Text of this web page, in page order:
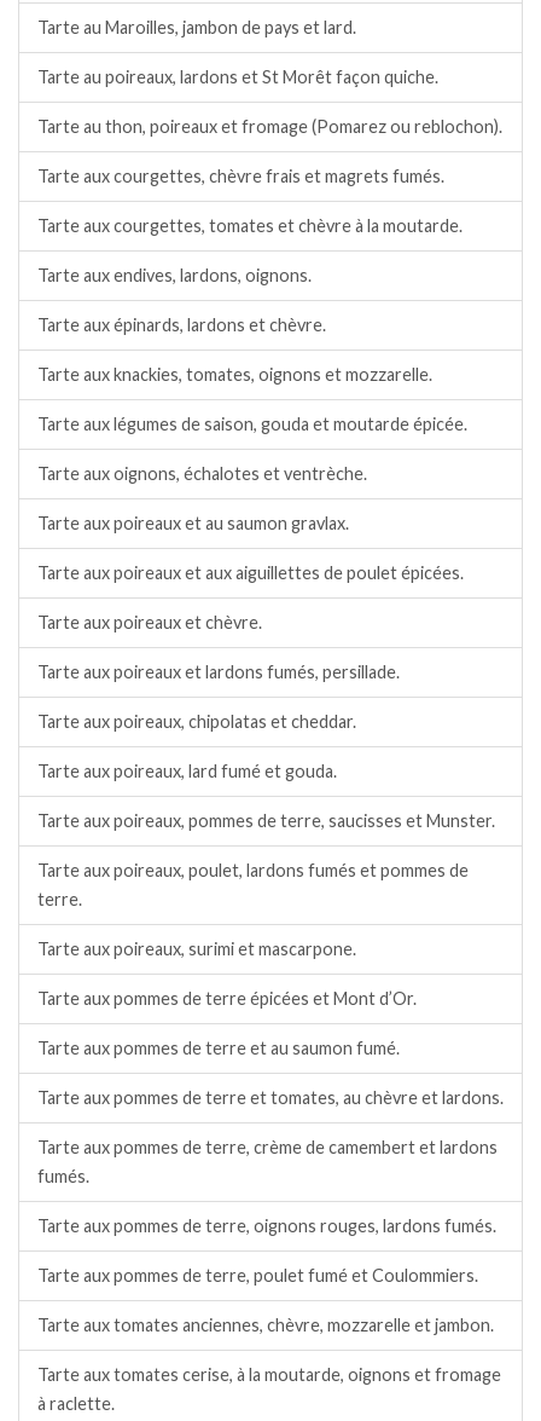
Tarte au Maroilles, jambon de pays et lard.
Tarte au poireaux, lardons et St Morêt façon quiche.
Tarte au thon, poireaux et fromage (Pomarez ou reblochon).
Tarte aux courgettes, chèvre frais et magrets fumés.
Tarte aux courgettes, tomates et chèvre à la moutarde.
Tarte aux endives, lardons, oignons.
Tarte aux épinards, lardons et chèvre.
Tarte aux knackies, tomates, oignons et mozzarelle.
Tarte aux légumes de saison, gouda et moutarde épicée.
Tarte aux oignons, échalotes et ventrèche.
Tarte aux poireaux et au saumon gravlax.
Tarte aux poireaux et aux aiguillettes de poulet épicées.
Tarte aux poireaux et chèvre.
Tarte aux poireaux et lardons fumés, persillade.
Tarte aux poireaux, chipolatas et cheddar.
Tarte aux poireaux, lard fumé et gouda.
Tarte aux poireaux, pommes de terre, saucisses et Munster.
Tarte aux poireaux, poulet, lardons fumés et pommes de
terre.
Tarte aux poireaux, surimi et mascarpone.
Tarte aux pommes de terre épicées et Mont d’Or.
Tarte aux pommes de terre et au saumon fumé.
Tarte aux pommes de terre et tomates, au chèvre et lardons.
Tarte aux pommes de terre, crème de camembert et lardons
fumés.
Tarte aux pommes de terre, oignons rouges, lardons fumés.
Tarte aux pommes de terre, poulet fumé et Coulommiers.
Tarte aux tomates anciennes, chèvre, mozzarelle et jambon.
Tarte aux tomates cerise, à la moutarde, oignons et fromage
à raclette.